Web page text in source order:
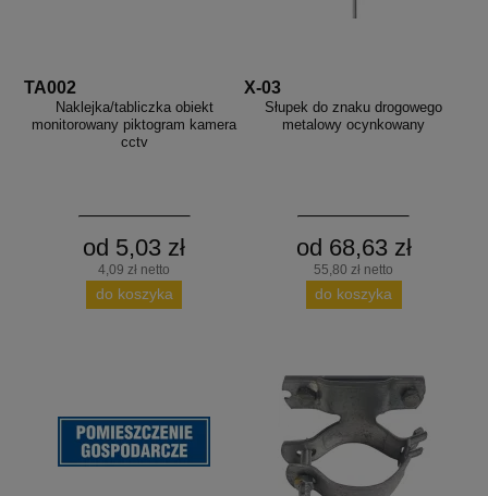
TA002
Naklejka/tabliczka obiekt
monitorowany piktogram kamera
cctv
od 5,03 zł
4,09 zł netto
do koszyka
X-03
Słupek do znaku drogowego
metalowy ocynkowany
od 68,63 zł
55,80 zł netto
do koszyka